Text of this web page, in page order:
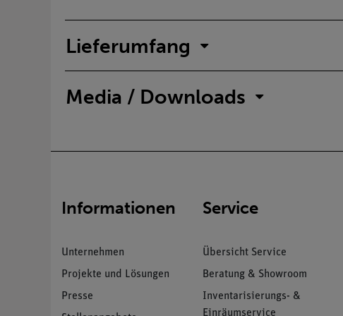
Lieferumfang
Media / Downloads
Informationen
Unternehmen
Projekte und Lösungen
Presse
Service
Übersicht Service
Beratung & Showroom
Inventarisierungs- &
Einräumservice